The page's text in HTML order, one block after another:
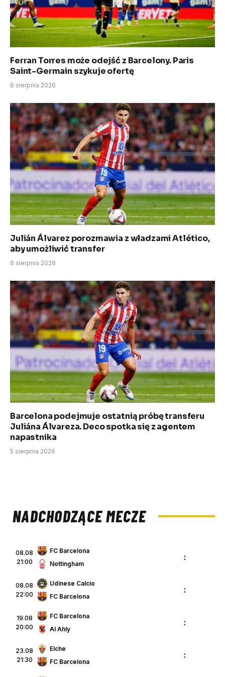
Ferran Torres może odejść z Barcelony. Paris
Saint-Germain szykuje ofertę
6 sierpnia 2026
Julián Álvarez porozmawia z władzami Atlético,
aby umożliwić transfer
6 sierpnia 2026
Barcelona podejmuje ostatnią próbę transferu
Juliána Álvareza. Deco spotka się z agentem
napastnika
5 sierpnia 2026
NADCHODZĄCE MECZE
08.08
21:00
FC Barcelona
Nottingham
:
08.08
22:00
Udinese Calcio
FC Barcelona
:
19.08
20:00
FC Barcelona
Al Ahly
:
23.08
21:30
Elche
FC Barcelona
: